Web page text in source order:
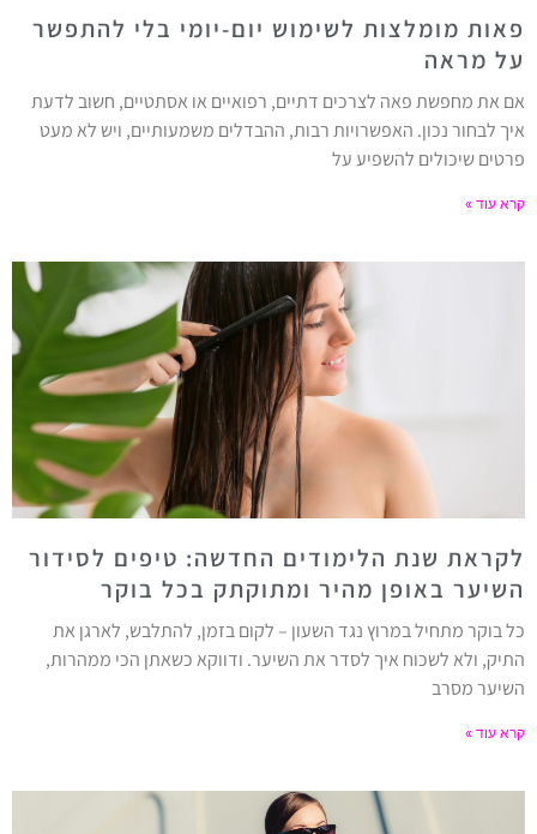
פאות מומלצות לשימוש יום-יומי בלי להתפשר
על מראה
אם את מחפשת פאה לצרכים דתיים, רפואיים או אסתטיים, חשוב לדעת
איך לבחור נכון. האפשרויות רבות, ההבדלים משמעותיים, ויש לא מעט
פרטים שיכולים להשפיע על
קרא עוד »
לקראת שנת הלימודים החדשה: טיפים לסידור
השיער באופן מהיר ומתוקתק בכל בוקר
כל בוקר מתחיל במרוץ נגד השעון – לקום בזמן, להתלבש, לארגן את
התיק, ולא לשכוח איך לסדר את השיער. ודווקא כשאתן הכי ממהרות,
השיער מסרב
קרא עוד »